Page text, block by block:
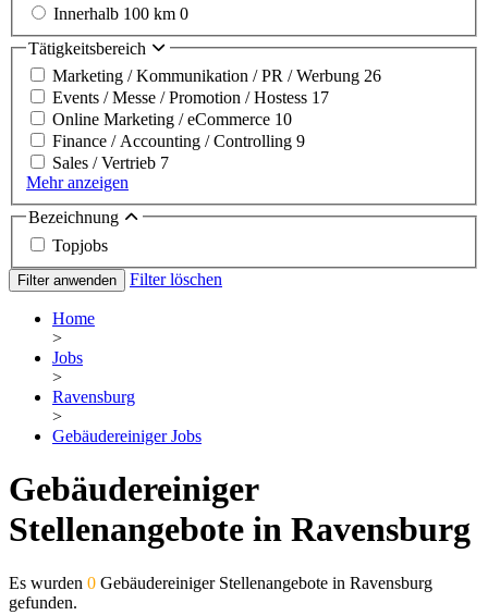
Innerhalb 100 km 0
Tätigkeitsbereich
Marketing / Kommunikation / PR / Werbung 26
Events / Messe / Promotion / Hostess 17
Online Marketing / eCommerce 10
Finance / Accounting / Controlling 9
Sales / Vertrieb 7
Mehr anzeigen
Bezeichnung
Topjobs
Filter anwenden Filter löschen
Home
>
Jobs
>
Ravensburg
>
Gebäudereiniger Jobs
Gebäudereiniger
Stellenangebote in Ravensburg
Es wurden 0 Gebäudereiniger Stellenangebote in Ravensburg
gefunden.